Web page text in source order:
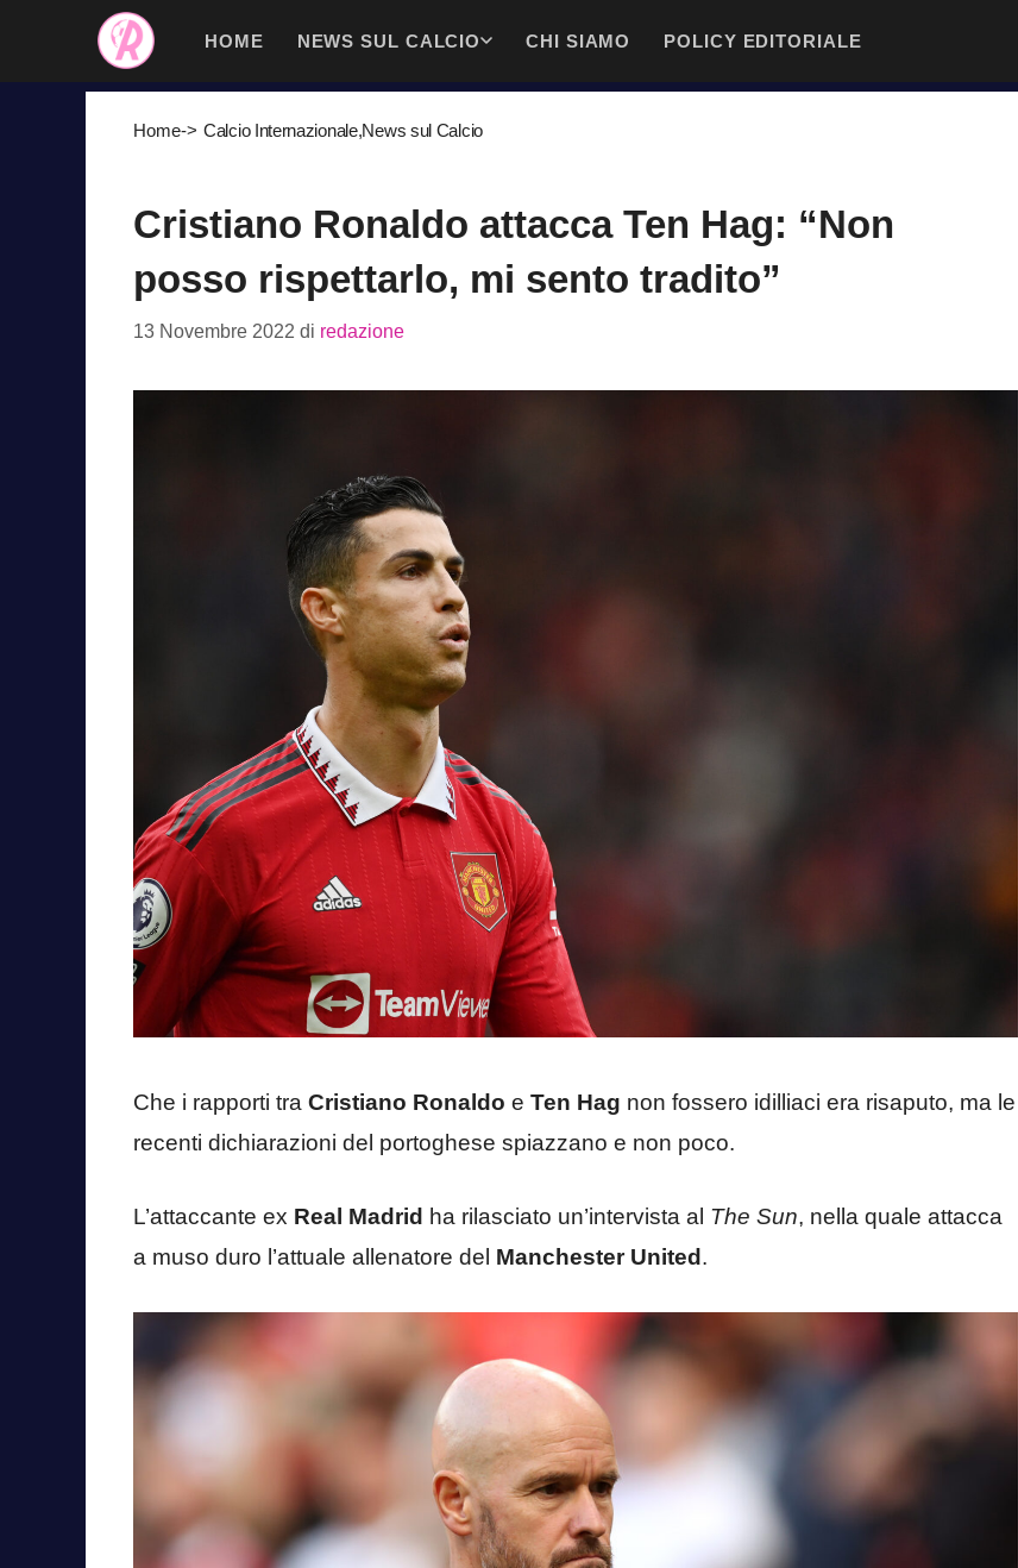
contenuto
HOME NEWS SUL CALCIO CHI SIAMO POLICY EDITORIALE
Home-> Calcio Internazionale,News sul Calcio
Cristiano Ronaldo attacca Ten Hag: “Non
posso rispettarlo, mi sento tradito”
13 Novembre 2022 di redazione
Che i rapporti tra Cristiano Ronaldo e Ten Hag non fossero idilliaci era risaputo, ma le
recenti dichiarazioni del portoghese spiazzano e non poco.
L’attaccante ex Real Madrid ha rilasciato un’intervista al The Sun, nella quale attacca
a muso duro l’attuale allenatore del Manchester United .